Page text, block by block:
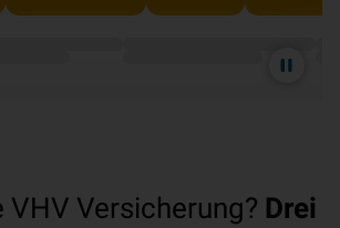
Animation
pausieren
VHV Versicherung? Drei